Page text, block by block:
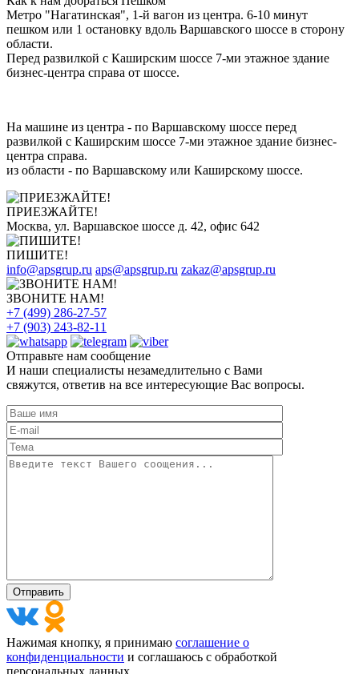
Метро "Нагатинская", 1-й вагон из центра. 6-10 минут
пешком или 1 остановку вдоль Варшавского шоссе в сторону
области.
Перед развилкой с Каширским шоссе 7-ми этажное здание
бизнес-центра справа от шоссе.
На машине из центра - по Варшавскому шоссе перед
развилкой с Каширским шоссе 7-ми этажное здание бизнес-
центра справа.
из области - по Варшавскому или Каширскому шоссе.
ПРИЕЗЖАЙТЕ!
Москва, ул. Варшавское шоссе д. 42, офис 642
ПИШИТЕ!
info@apsgrup.ru aps@apsgrup.ru zakaz@apsgrup.ru
ЗВОНИТЕ НАМ!
+7 (499) 286-27-57
+7 (903) 243-82-11
Отправьте нам сообщение
И наши специалисты незамедлительно с Вами
свяжутся, ответив на все интересующие Вас вопросы.
Нажимая кнопку, я принимаю соглашение о
конфиденциальности и соглашаюсь с обработкой
персональных данных